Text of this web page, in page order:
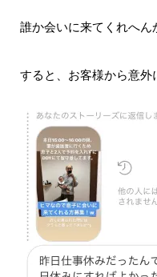
誰か会いに来てくれへ
すると、お客様から意外